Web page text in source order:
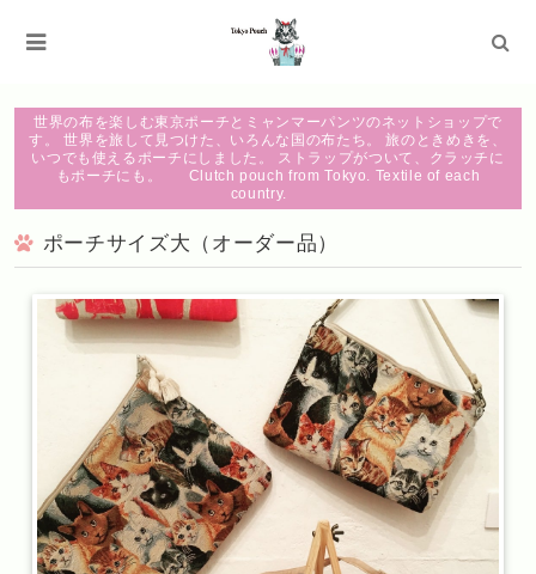
世界の布を楽しむ東京ポーチとミャンマーパンツのネットショップで
す。 世界を旅して見つけた、いろんな国の布たち。 旅のときめきを、
いつでも使えるポーチにしました。 ストラップがついて、クラッチに
もポーチにも。 Clutch pouch from Tokyo. Textile of each
country.
ポーチサイズ大（オーダー品）